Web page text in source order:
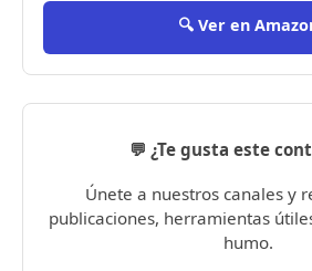
🔍 Ver en
💬 ¿Te gusta este
Únete a nuestros canales y
publicaciones, herramientas
humo.